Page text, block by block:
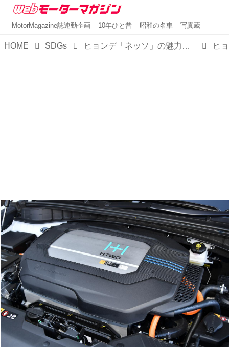
MotorMagazine誌連動企画 10年ひと昔 昭和の名車 写真蔵
HOME SDGs ヒョンデ「ネッソ」の魅力はトータルバランスの良さ。ガソリン車からの乗り換えがスムーズな快適SUV【試乗】 ヒ